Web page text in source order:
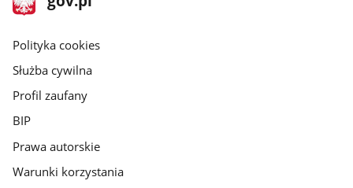
gov.pl
gov.pl
Polityka cookies
Służba cywilna
Profil zaufany
BIP
Prawa autorskie
Warunki korzystania